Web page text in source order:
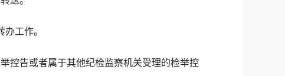
工作。
告或者属于其他纪检监察机关受理的检举控